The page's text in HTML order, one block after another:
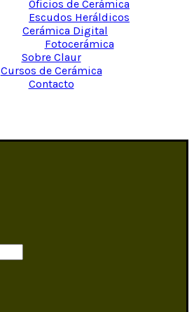
Oficios de Cerámica
Escudos Heráldicos
Cerámica Digital
Fotocerámica
Sobre Claur
Cursos de Cerámica
Contacto